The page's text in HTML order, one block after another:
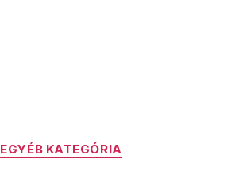
Kategóriák
EGYÉB KATEGÓRIA